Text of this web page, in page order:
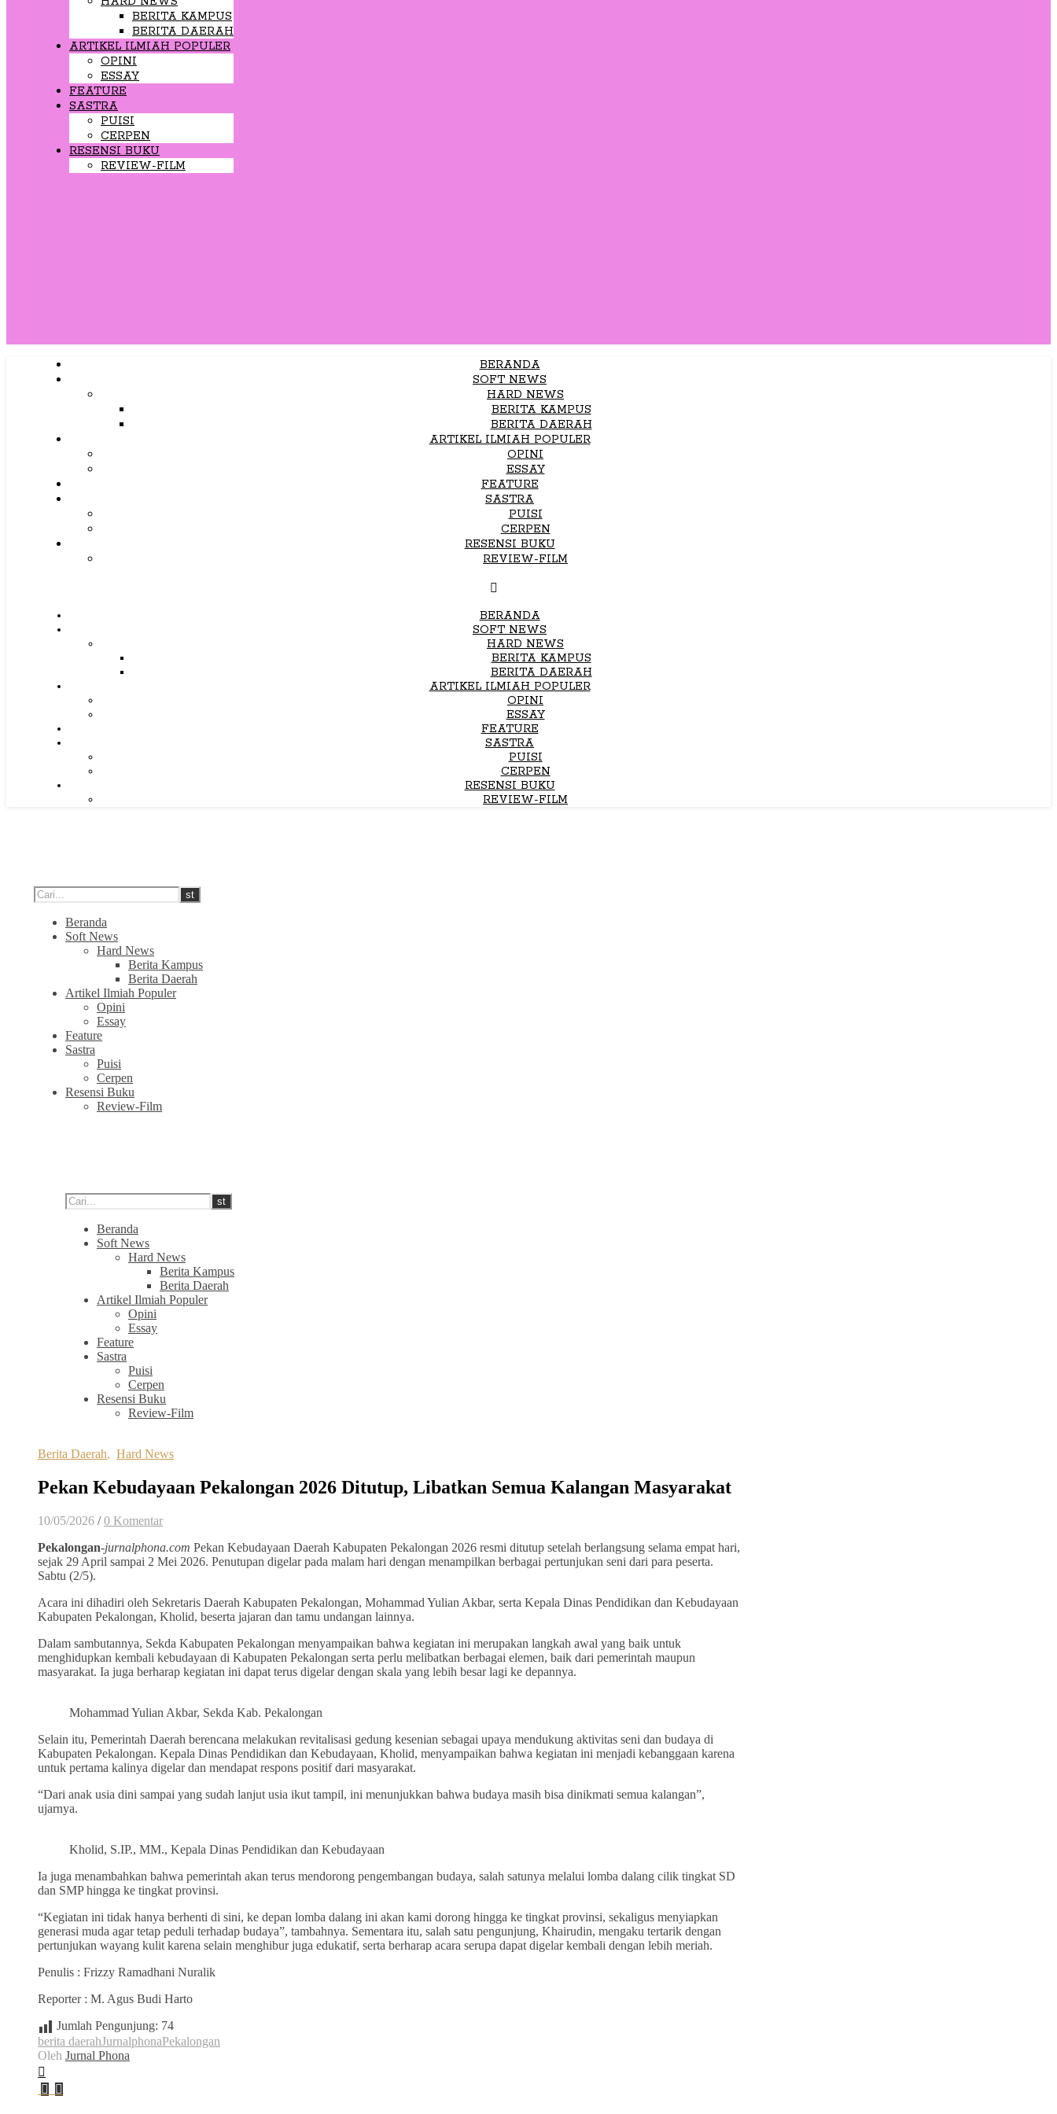
BERITA KAMPUS
BERITA DAERAH
ARTIKEL ILMIAH POPULER
OPINI
ESSAY
FEATURE
SASTRA
PUISI
CERPEN
RESENSI BUKU
REVIEW-FILM
BERANDA
SOFT NEWS
HARD NEWS
BERITA KAMPUS
BERITA DAERAH
ARTIKEL ILMIAH POPULER
OPINI
ESSAY
FEATURE
SASTRA
PUISI
CERPEN
RESENSI BUKU
REVIEW-FILM
BERANDA
SOFT NEWS
HARD NEWS
BERITA KAMPUS
BERITA DAERAH
ARTIKEL ILMIAH POPULER
OPINI
ESSAY
FEATURE
SASTRA
PUISI
CERPEN
RESENSI BUKU
REVIEW-FILM
Beranda
Soft News
Hard News
Berita Kampus
Berita Daerah
Artikel Ilmiah Populer
Opini
Essay
Feature
Sastra
Puisi
Cerpen
Resensi Buku
Review-Film
Beranda
Soft News
Hard News
Berita Kampus
Berita Daerah
Artikel Ilmiah Populer
Opini
Essay
Feature
Sastra
Puisi
Cerpen
Resensi Buku
Review-Film
Berita Daerah, Hard News
Pekan Kebudayaan Pekalongan 2026 Ditutup, Libatkan Semua Kalangan Masyarakat
10/05/2026 / 0 Komentar
Pekalongan-jurnalphona.com Pekan Kebudayaan Daerah Kabupaten Pekalongan 2026 resmi ditutup setelah berlangsung selama empat hari,
sejak 29 April sampai 2 Mei 2026. Penutupan digelar pada malam hari dengan menampilkan berbagai pertunjukan seni dari para peserta.
Sabtu (2/5).
Acara ini dihadiri oleh Sekretaris Daerah Kabupaten Pekalongan, Mohammad Yulian Akbar, serta Kepala Dinas Pendidikan dan Kebudayaan
Kabupaten Pekalongan, Kholid, beserta jajaran dan tamu undangan lainnya.
Dalam sambutannya, Sekda Kabupaten Pekalongan menyampaikan bahwa kegiatan ini merupakan langkah awal yang baik untuk
menghidupkan kembali kebudayaan di Kabupaten Pekalongan serta perlu melibatkan berbagai elemen, baik dari pemerintah maupun
masyarakat. Ia juga berharap kegiatan ini dapat terus digelar dengan skala yang lebih besar lagi ke depannya.
Mohammad Yulian Akbar, Sekda Kab. Pekalongan
Selain itu, Pemerintah Daerah berencana melakukan revitalisasi gedung kesenian sebagai upaya mendukung aktivitas seni dan budaya di
Kabupaten Pekalongan. Kepala Dinas Pendidikan dan Kebudayaan, Kholid, menyampaikan bahwa kegiatan ini menjadi kebanggaan karena
untuk pertama kalinya digelar dan mendapat respons positif dari masyarakat.
“Dari anak usia dini sampai yang sudah lanjut usia ikut tampil, ini menunjukkan bahwa budaya masih bisa dinikmati semua kalangan”,
ujarnya.
Kholid, S.IP., MM., Kepala Dinas Pendidikan dan Kebudayaan
Ia juga menambahkan bahwa pemerintah akan terus mendorong pengembangan budaya, salah satunya melalui lomba dalang cilik tingkat SD
dan SMP hingga ke tingkat provinsi.
“Kegiatan ini tidak hanya berhenti di sini, ke depan lomba dalang ini akan kami dorong hingga ke tingkat provinsi, sekaligus menyiapkan
generasi muda agar tetap peduli terhadap budaya”, tambahnya. Sementara itu, salah satu pengunjung, Khairudin, mengaku tertarik dengan
pertunjukan wayang kulit karena selain menghibur juga edukatif, serta berharap acara serupa dapat digelar kembali dengan lebih meriah.
Penulis : Frizzy Ramadhani Nuralik
Reporter : M. Agus Budi Harto
Jumlah Pengunjung: 74
berita daerahJurnalphonaPekalongan
Oleh Jurnal Phona